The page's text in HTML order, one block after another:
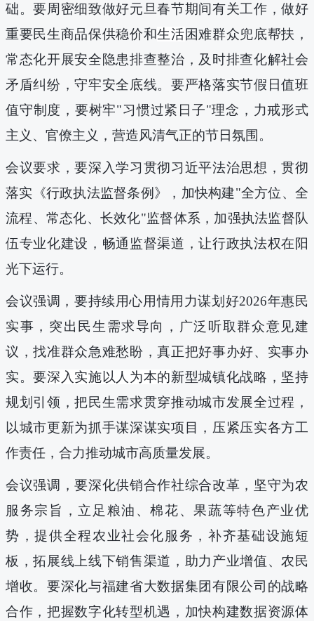
础。要周密细致做好元旦春节期间有关工作，做好
重要民生商品保供稳价和生活困难群众兜底帮扶 ，
常态化开展安全隐患排查整治， 及时排查化解社会
矛盾纠纷，守牢安全底线。要严格落实节假日值班
值守制度，要树牢"习惯过紧日子"理念，力戒形式
主义、官僚主义，营造风清气正的节日氛围。
会议要求，要深入学习贯彻习近平法治思想，贯彻
落实《行政执法监督条例》，加快构建"全方位、全
流程、常态化、长效化"监督体系，加强执法监督队
伍专业化建设，畅通监督渠道，让行政执法权在阳
光下运行。
会议强调， 要持续用心用情用力谋划好2026年惠民
实事，突出民生需求导向， 广泛听取群众意见建
议，找准群众急难愁盼，真正把好事办好、实事办
实。要深入实施以人为本的新型城镇化战略，坚持
规划引领，把民生需求贯穿推动城市发展全过程，
以城市更新为抓手谋深谋实项目， 压紧压实各方工
作责任， 合力推动城市高质量发展。
会议强调，要深化供销合作社综合改革，坚守为农
服务宗旨，立足粮油、棉花、果蔬等特色产业优
势，提供全程农业社会化服务，补齐基础设施短
板，拓展线上线下销售渠道，助力产业增值、农民
增收。要深化与福建省大数据集团有限公司的战略
合作， 把握数字化转型机遇，加快构建数据资源体